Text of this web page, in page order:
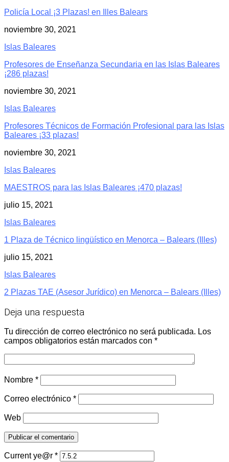
Policía Local ¡3 Plazas! en Illes Balears
noviembre 30, 2021
Islas Baleares
Profesores de Enseñanza Secundaria en las Islas Baleares
¡286 plazas!
noviembre 30, 2021
Islas Baleares
Profesores Técnicos de Formación Profesional para las Islas
Baleares ¡33 plazas!
noviembre 30, 2021
Islas Baleares
MAESTROS para las Islas Baleares ¡470 plazas!
julio 15, 2021
Islas Baleares
1 Plaza de Técnico lingüístico en Menorca – Balears (Illes)
julio 15, 2021
Islas Baleares
2 Plazas TAE (Asesor Jurídico) en Menorca – Balears (Illes)
Deja una respuesta
Tu dirección de correo electrónico no será publicada. Los
campos obligatorios están marcados con *
Nombre *
Correo electrónico *
Web
Current ye@r *